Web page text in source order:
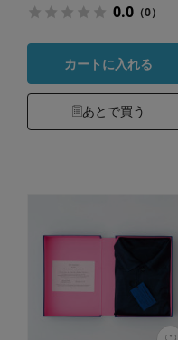
0.0（0）
カートに入れる
あとで買う